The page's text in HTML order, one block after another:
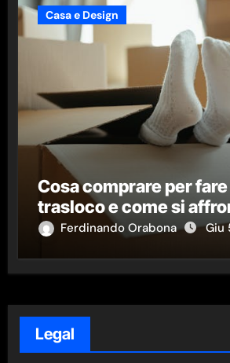
Casa e Design
Cosa comprare per
trasloco e come si
Ferdinando Orabona Giu
Legal